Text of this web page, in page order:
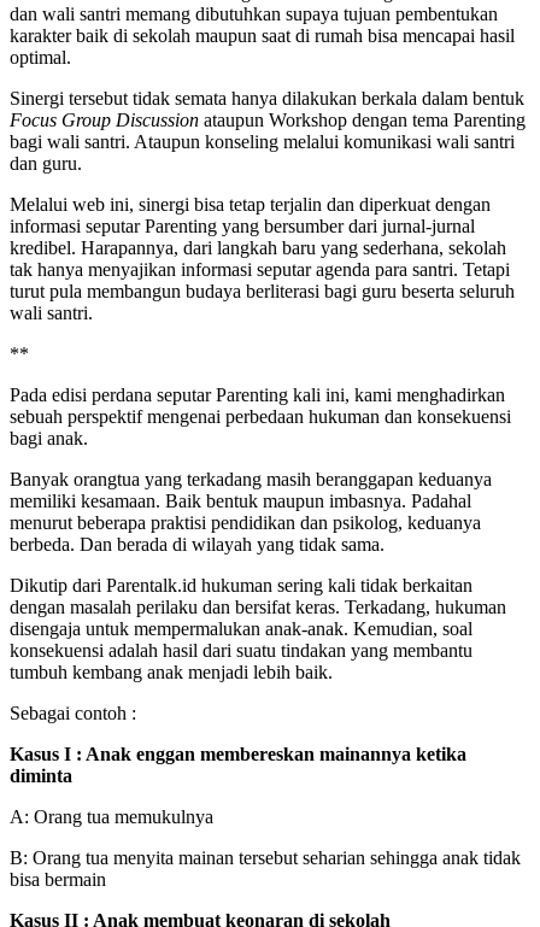
dan wali santri memang dibutuhkan supaya tujuan pembentukan
karakter baik di sekolah maupun saat di rumah bisa mencapai hasil
optimal.
Sinergi tersebut tidak semata hanya dilakukan berkala dalam bentuk
Focus Group Discussion ataupun Workshop dengan tema Parenting
bagi wali santri. Ataupun konseling melalui komunikasi wali santri
dan guru.
Melalui web ini, sinergi bisa tetap terjalin dan diperkuat dengan
informasi seputar Parenting yang bersumber dari jurnal-jurnal
kredibel. Harapannya, dari langkah baru yang sederhana, sekolah
tak hanya menyajikan informasi seputar agenda para santri. Tetapi
turut pula membangun budaya berliterasi bagi guru beserta seluruh
wali santri.
**
Pada edisi perdana seputar Parenting kali ini, kami menghadirkan
sebuah perspektif mengenai perbedaan hukuman dan konsekuensi
bagi anak.
Banyak orangtua yang terkadang masih beranggapan keduanya
memiliki kesamaan. Baik bentuk maupun imbasnya. Padahal
menurut beberapa praktisi pendidikan dan psikolog, keduanya
berbeda. Dan berada di wilayah yang tidak sama.
Dikutip dari Parentalk.id hukuman sering kali tidak berkaitan
dengan masalah perilaku dan bersifat keras. Terkadang, hukuman
disengaja untuk mempermalukan anak-anak. Kemudian, soal
konsekuensi adalah hasil dari suatu tindakan yang membantu
tumbuh kembang anak menjadi lebih baik.
Sebagai contoh :
Kasus I : Anak enggan membereskan mainannya ketika
diminta
A: Orang tua memukulnya
B: Orang tua menyita mainan tersebut seharian sehingga anak tidak
bisa bermain
Kasus II : Anak membuat keonaran di sekolah